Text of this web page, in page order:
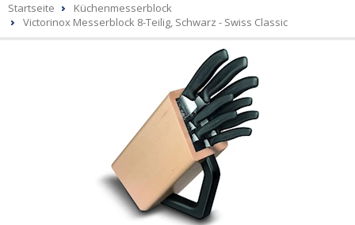
Startseite
Küchenmesserblock
Victorinox Messerblock 8-Teilig, Schwarz - Swiss Classic